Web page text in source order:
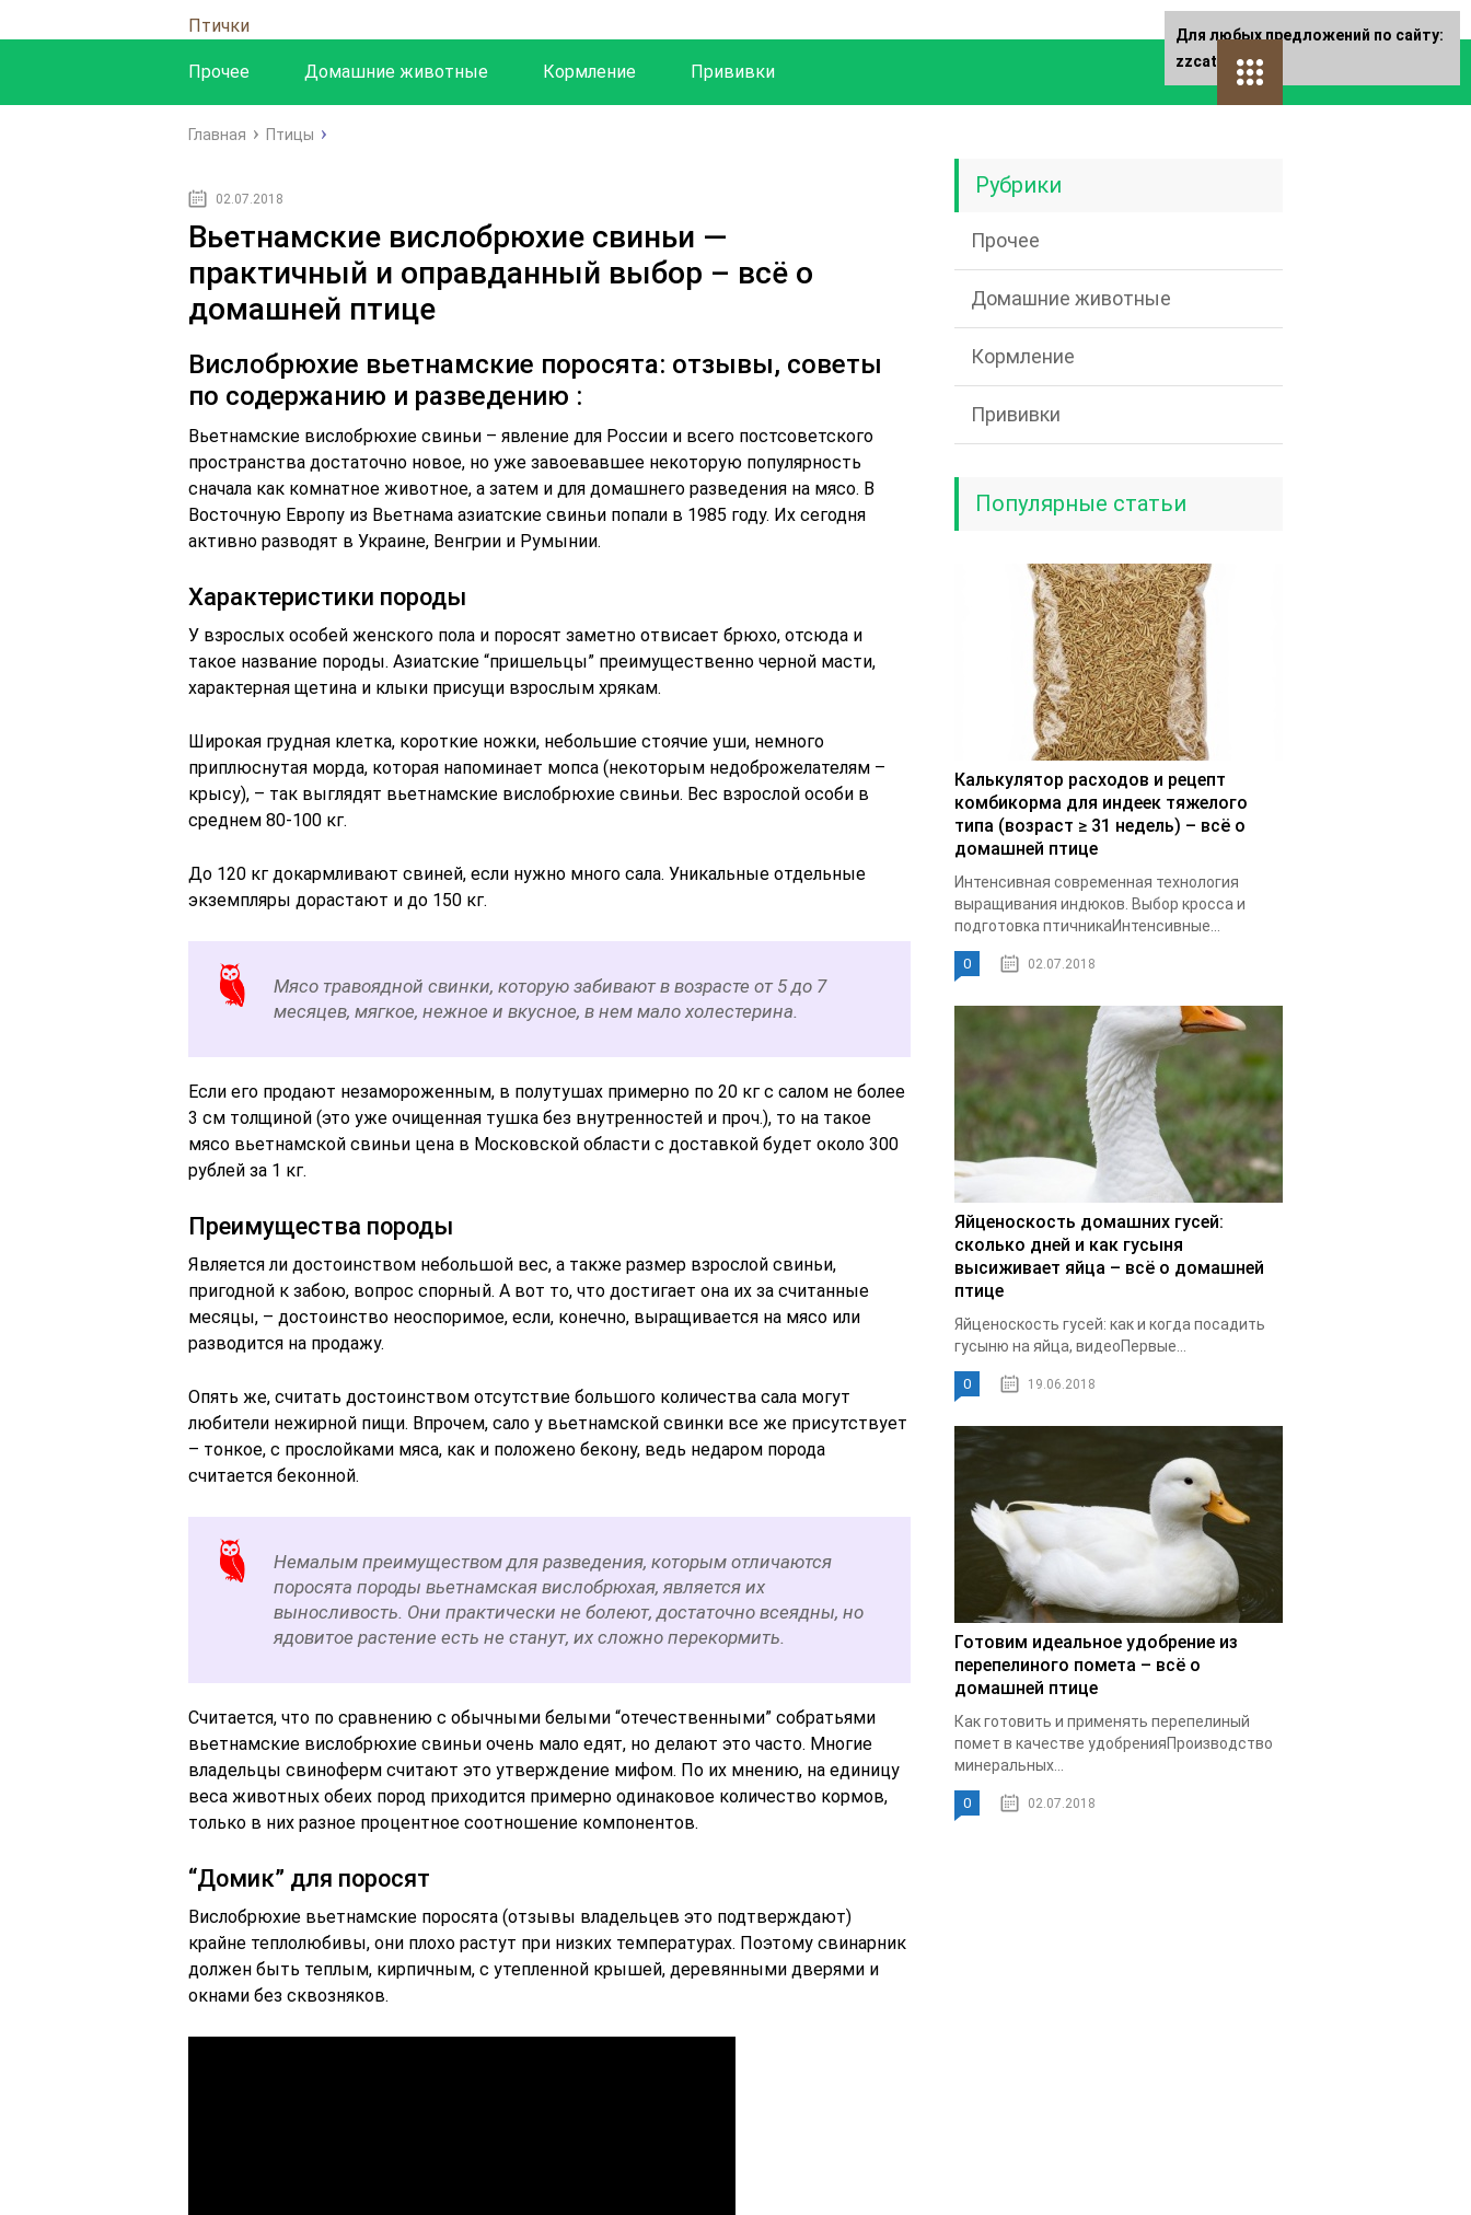
Птички
Прочее Домашние животные Кормление Прививки
Главная Птицы
02.07.2018
Вьетнамские вислобрюхие свиньи —
практичный и оправданный выбор – всё о
домашней птице
Вислобрюхие вьетнамские поросята: отзывы, советы
по содержанию и разведению :
Вьетнамские вислобрюхие свиньи – явление для России и всего постсоветского
пространства достаточно новое, но уже завоевавшее некоторую популярность
сначала как комнатное животное, а затем и для домашнего разведения на мясо. В
Восточную Европу из Вьетнама азиатские свиньи попали в 1985 году. Их сегодня
активно разводят в Украине, Венгрии и Румынии.
Характеристики породы
У взрослых особей женского пола и поросят заметно отвисает брюхо, отсюда и
такое название породы. Азиатские “пришельцы” преимущественно черной масти,
характерная щетина и клыки присущи взрослым хрякам.
Широкая грудная клетка, короткие ножки, небольшие стоячие уши, немного
приплюснутая морда, которая напоминает мопса (некоторым недоброжелателям –
крысу), – так выглядят вьетнамские вислобрюхие свиньи. Вес взрослой особи в
среднем 80-100 кг.
До 120 кг докармливают свиней, если нужно много сала. Уникальные отдельные
экземпляры дорастают и до 150 кг.
Мясо травоядной свинки, которую забивают в возрасте от 5 до 7
месяцев, мягкое, нежное и вкусное, в нем мало холестерина.
Если его продают незамороженным, в полутушах примерно по 20 кг с салом не более
3 см толщиной (это уже очищенная тушка без внутренностей и проч.), то на такое
мясо вьетнамской свиньи цена в Московской области с доставкой будет около 300
рублей за 1 кг.
Преимущества породы
Является ли достоинством небольшой вес, а также размер взрослой свиньи,
пригодной к забою, вопрос спорный. А вот то, что достигает она их за считанные
месяцы, – достоинство неоспоримое, если, конечно, выращивается на мясо или
разводится на продажу.
Опять же, считать достоинством отсутствие большого количества сала могут
любители нежирной пищи. Впрочем, сало у вьетнамской свинки все же присутствует
– тонкое, с прослойками мяса, как и положено бекону, ведь недаром порода
считается беконной.
Немалым преимуществом для разведения, которым отличаются
поросята породы вьетнамская вислобрюхая, является их
выносливость. Они практически не болеют, достаточно всеядны, но
ядовитое растение есть не станут, их сложно перекормить.
Считается, что по сравнению с обычными белыми “отечественными” собратьями
вьетнамские вислобрюхие свиньи очень мало едят, но делают это часто. Многие
владельцы свиноферм считают это утверждение мифом. По их мнению, на единицу
веса животных обеих пород приходится примерно одинаковое количество кормов,
только в них разное процентное соотношение компонентов.
“Домик” для поросят
Вислобрюхие вьетнамские поросята (отзывы владельцев это подтверждают)
крайне теплолюбивы, они плохо растут при низких температурах. Поэтому свинарник
должен быть теплым, кирпичным, с утепленной крышей, деревянными дверями и
окнами без сквозняков.
Рубрики
Прочее
Домашние животные
Кормление
Прививки
Популярные статьи
Калькулятор расходов и рецепт
комбикорма для индеек тяжелого
типа (возраст ≥ 31 недель) – всё о
домашней птице
Интенсивная современная технология
выращивания индюков. Выбор кросса и
подготовка птичникаИнтенсивные...
0 02.07.2018
Яйценоскость домашних гусей:
сколько дней и как гусыня
высиживает яйца – всё о домашней
птице
Яйценоскость гусей: как и когда посадить
гусыню на яйца, видеоПервые...
0 19.06.2018
Готовим идеальное удобрение из
перепелиного помета – всё о
домашней птице
Как готовить и применять перепелиный
помет в качестве удобренияПроизводство
минеральных...
0 02.07.2018
Для любых предложений по сайту:
zzcat@cp9.ru